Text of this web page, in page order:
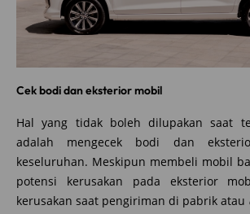
Cek bodi dan eksterior mobil
Hal yang tidak boleh dilupakan saat
adalah mengecek bodi dan
keseluruhan. Meskipun membeli mobil
potensi kerusakan pada eksterior
kerusakan saat pengiriman di pabrik atau